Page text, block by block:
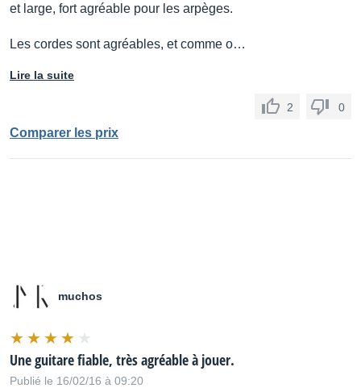
et large, fort agréable pour les arpèges.
Les cordes sont agréables, et comme o…
Lire la suite
2 0
Comparer les prix
muchos
Une guitare fiable, très agréable à jouer.
Publié le 16/02/16 à 09:20